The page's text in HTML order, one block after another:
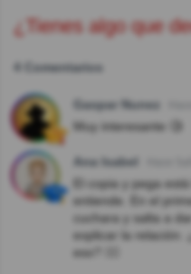
¿Tienes algo que
4 Comentarios
Gaspar Nunez
Muy interesante 🧐
Ana Isabel
El copia y pega
entiende. En el
cuchara y salta a
explicar la relación.
eso? 🤷‍♀️